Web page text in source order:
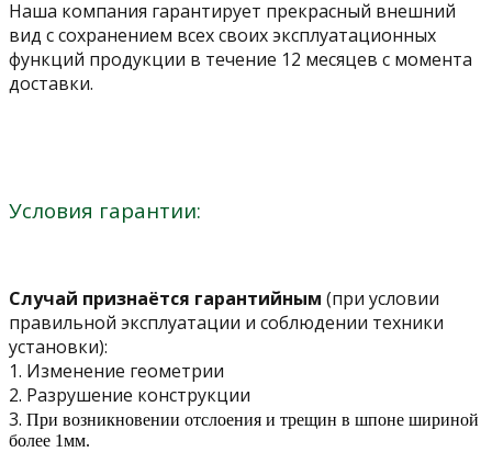
Наша компания гарантирует прекрасный внешний
вид с сохранением всех своих эксплуатационных
функций продукции в течение 12 месяцев с момента
доставки.
Условия гарантии:
Случай признаётся гарантийным (при условии
правильной эксплуатации и соблюдении техники
установки):
1. Изменение геометрии
2. Разрушение конструкции
3. При возникновении отслоения и трещин в шпоне шириной
более 1мм.